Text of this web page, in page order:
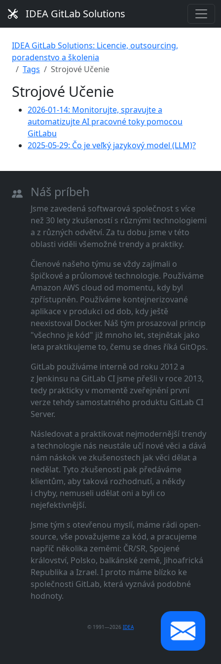
IDEA GitLab Solutions
IDEA GitLab Solutions: Licencie, outsourcing,
poradenstvo a školenia
Tags
Strojové Učenie
Strojové Učenie
2026-01-14: Monitorujte, spravujte a
automatizujte AI pracovné toky pomocou
GitLabu
2025-05-29: Čo je veľký jazykový model (LLM)?
Náš príbeh
Jsme zavedená softwarová společnost s více
než 30 lety zkušeností s různými technologiemi
a z různých odvětví. Za tu dobu jsme v této
oblasti viděli všemožné trendy a praktiky.
Členové našeho týmu se vždy zajímali o
špičkové a průlomové technologie. Používáme
Amazon AWS cloud od momentu, kdy byl
zpřístupněn. Používáme kontejnerizované
aplikace v produkci od dob, kdy ještě
neexistoval Docker. Náš tým prosazoval princip
"všechno je kód" již mnoho let, stejnětak jako
leta praktikujeme to, čemu se dnes říká GitOps.
GitLab používáme interně od roku 2012 a
z Jenkinsu na GitLab CI jsme přešli v roce 2013,
tedy prakticky v momentě zveřejnění první
verze tehdy samostatného produktu GitLab CI
Server.
Následovat a praktikovat nejmodernější trendy
a technologie nás neustále učí nové věci a dává
nám náskok ve zkušenostech jak věci dělat a
nedělat. Tyto zkušenosti pak předáváme
klientům, aby taková rozhodnutí, a někdy
i chyby, nemuseli udělat oni a byli co
nejefektivnější.
Jsme tým s otevřenou myslí, máme rádi open-
source, vše považujeme za kód, a pracujeme
napříč několika zeměmi: ČR/SR, Spojené
království, Polsko, balkánské země, Jihoafrická
Republika a Izrael. I proto máme blízko ke
společnosti GitLab, která vyznává podobné
hodnoty.
© 1991—2026 IDEA